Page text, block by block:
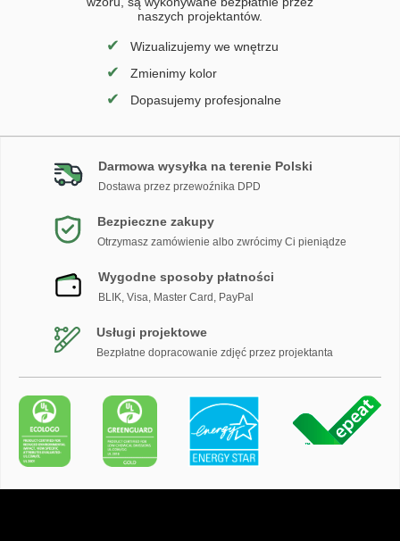
naszych projektantów.
✔ Wizualizujemy we wnętrzu
✔ Zmienimy kolor
✔ Dopasujemy profesjonalne
Darmowa wysyłka na terenie Polski
Dostawa przez przewoźnika DPD
Bezpieczne zakupy
Otrzymasz zamówienie albo zwrócimy Ci pieniądze
Wygodne sposoby płatności
BLIK, Visa, Master Card, PayPal
Usługi projektowe
Bezpłatne dopracowanie zdjęć przez projektanta